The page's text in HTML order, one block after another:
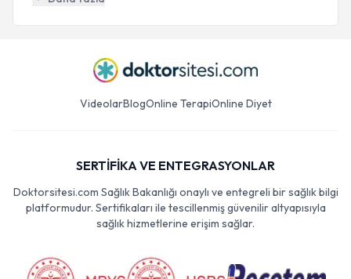
VideolarBlogOnline TerapiOnline Diyet
SERTİFİKA VE ENTEGRASYONLAR
Doktorsitesi.com Sağlık Bakanlığı onaylı ve entegreli bir sağlık bilgi
platformudur. Sertifikaları ile tescillenmiş güvenilir altyapısıyla
sağlık hizmetlerine erişim sağlar.